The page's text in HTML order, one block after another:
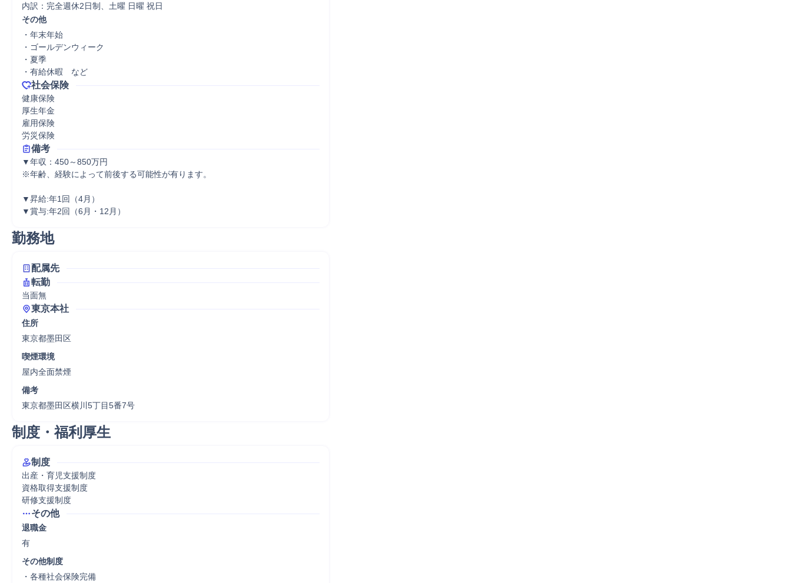
内訳：完全週休2日制、土曜 日曜 祝日
その他
・年末年始
・ゴールデンウィーク
・夏季
・有給休暇　など
社会保険
健康保険
厚生年金
雇用保険
労災保険
備考
▼年収：450～850万円
※年齢、経験によって前後する可能性が有ります。
▼昇給:年1回（4月）
▼賞与:年2回（6月・12月）
勤務地
配属先
転勤
当面無
東京本社
住所
東京都墨田区
喫煙環境
屋内全面禁煙
備考
東京都墨田区横川5丁目5番7号
制度・福利厚生
制度
出産・育児支援制度
資格取得支援制度
研修支援制度
その他
退職金
有
その他制度
・各種社会保険完備